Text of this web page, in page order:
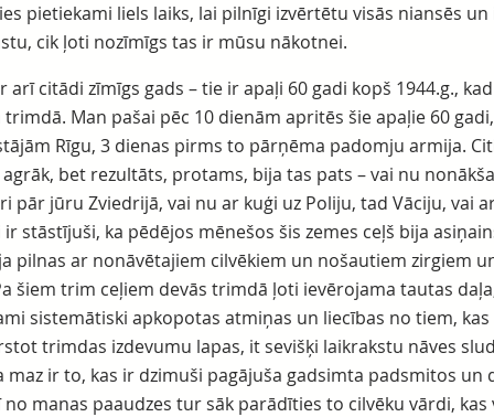
pietiekami liels laiks, lai pilnīgi izvērtētu visās niansēs
cik ļoti nozīmīgs tas ir mūsu nākotnei.
arī citādi zīmīgs gads – tie ir apaļi 60 gadi kopš 1944.g.,
trimdā. Man pašai pēc 10 dienām apritēs šie apaļie 60
Rīgu, 3 dienas pirms to pārņēma padomju armija.
bet rezultāts, protams, bija tas pats – vai nu
pār jūru Zviedrijā, vai nu ar kuģi uz Poliju, tad Vāciju, vai
stāstījuši, ka pēdējos mēnešos šis zemes ceļš bija
pilnas ar nonāvētajiem cilvēkiem un nošautiem zirgiem
šiem trim ceļiem devās trimdā ļoti ievērojama tautas
sistemātiski apkopotas atmiņas un liecības no tiem,
trimdas izdevumu lapas, it sevišķi laikrakstu nāves
maz ir to, kas ir dzimuši pagājuša gadsimta padsmitos un
manas paaudzes tur sāk parādīties to cilvēku vārdi, kas